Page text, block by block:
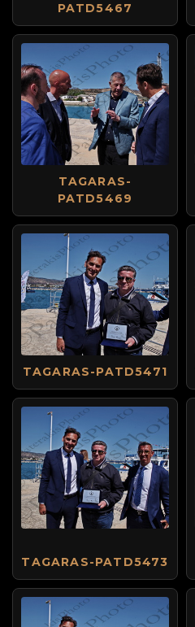
PATD5467
TAGARAS-
PATD5469
TAGARAS-PATD5471
TAGARAS-PATD5473